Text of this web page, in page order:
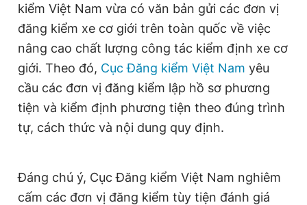
kiểm Việt Nam vừa có văn bản gửi các đơn vị
đăng kiểm xe cơ giới trên toàn quốc về việc
nâng cao chất lượng công tác kiểm định xe cơ
giới. Theo đó, Cục Đăng kiểm Việt Nam yêu
cầu các đơn vị đăng kiểm lập hồ sơ phương
tiện và kiểm định phương tiện theo đúng trình
tự, cách thức và nội dung quy định.
Đáng chú ý, Cục Đăng kiểm Việt Nam nghiêm
cấm các đơn vị đăng kiểm tùy tiện đánh giá